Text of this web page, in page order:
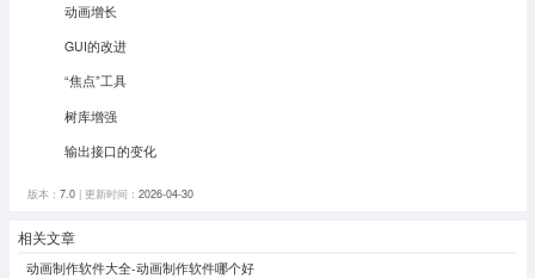
动画增长
GUI的改进
“焦点”工具
树库增强
输出接口的变化
版本： 7.0| 更新时间： 2026-04-30
相关文章
动画制作软件大全-动画制作软件哪个好